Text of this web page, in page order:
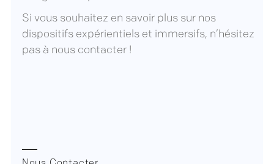
Si vous souhaitez en savoir plus sur nos
dispositifs expérientiels et immersifs, n’hésitez
pas à nous contacter!